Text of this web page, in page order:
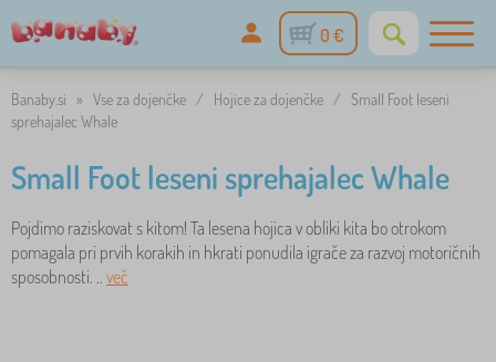
0 €
Banaby.si » Vse za dojenčke / Hojice za dojenčke / Small Foot leseni
sprehajalec Whale
Small Foot leseni sprehajalec Whale
Pojdimo raziskovat s kitom! Ta lesena hojica v obliki kita bo otrokom
pomagala pri prvih korakih in hkrati ponudila igrače za razvoj motoričnih
sposobnosti. .. več